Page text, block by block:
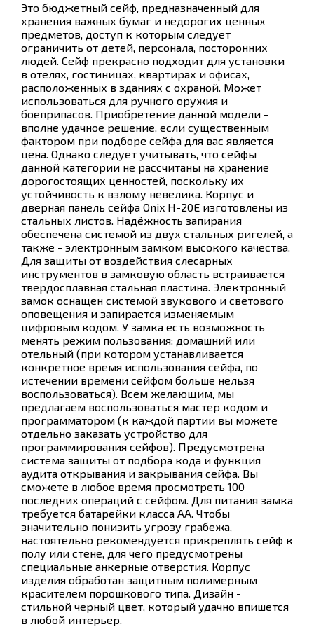
Это бюджетный сейф, предназначенный для
хранения важных бумаг и недорогих ценных
предметов, доступ к которым следует
ограничить от детей, персонала, посторонних
людей. Сейф прекрасно подходит для установки
в отелях, гостиницах, квартирах и офисах,
расположенных в зданиях с охраной. Может
использоваться для ручного оружия и
боеприпасов. Приобретение данной модели -
вполне удачное решение, если существенным
фактором при подборе сейфа для вас является
цена. Однако следует учитывать, что сейфы
данной категории не рассчитаны на хранение
дорогостоящих ценностей, поскольку их
устойчивость к взлому невелика. Корпус и
дверная панель сейфа Onix H-20E изготовлены из
стальных листов. Надёжность запирания
обеспечена системой из двух стальных ригелей, а
также - электронным замком высокого качества.
Для защиты от воздействия слесарных
инструментов в замковую область встраивается
твердосплавная стальная пластина. Электронный
замок оснащен системой звукового и светового
оповещения и запирается изменяемым
цифровым кодом. У замка есть возможность
менять режим пользования: домашний или
отельный (при котором устанавливается
конкретное время использования сейфа, по
истечении времени сейфом больше нельзя
воспользоваться). Всем желающим, мы
предлагаем воспользоваться мастер кодом и
программатором (к каждой партии вы можете
отдельно заказать устройство для
программирования сейфов). Предусмотрена
система защиты от подбора кода и функция
аудита открывания и закрывания сейфа. Вы
сможете в любое время просмотреть 100
последних операций с сейфом. Для питания замка
требуется батарейки класса АА. Чтобы
значительно понизить угрозу грабежа,
настоятельно рекомендуется прикреплять сейф к
полу или стене, для чего предусмотрены
специальные анкерные отверстия. Корпус
изделия обработан защитным полимерным
красителем порошкового типа. Дизайн -
стильной черный цвет, который удачно впишется
в любой интерьер.